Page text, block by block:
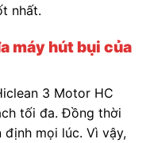
nhất.
máy hút bụi của
3 Motor HC
tối đa. Đồng thời
mọi lúc. Vì vậy,